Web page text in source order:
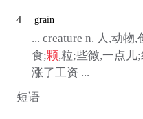
4 grain
... creature n. 人,动物
食;颗,粒;些微,一点儿;
涨了工资 ...
短语